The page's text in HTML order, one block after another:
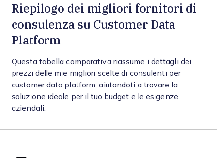
Riepilogo dei migliori fornitori di
consulenza su Customer Data
Platform
Questa tabella comparativa riassume i dettagli dei
prezzi delle mie migliori scelte di consulenti per
customer data platform, aiutandoti a trovare la
soluzione ideale per il tuo budget e le esigenze
aziendali.